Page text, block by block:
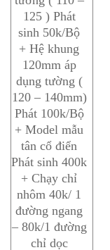
125 ) Phát
sinh 50k/Bộ
+ Hệ khung
120mm áp
dụng tường (
120 – 140mm)
Phát 100k/Bộ
+ Model mẫu
tân cổ điển
Phát sinh 400k
+ Chạy chỉ
nhôm 40k/ 1
đường ngang
– 80k/1 đường
chỉ dọc